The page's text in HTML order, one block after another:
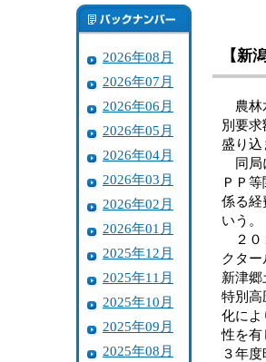
2026年08月
2026年07月
2026年06月
2026年05月
2026年04月
2026年03月
2026年02月
2026年01月
2025年12月
2025年11月
2025年10月
2025年09月
2025年08月
【新
農林
別要
盛り込
同局
ＰＰ
係る経
いう。
２０
クタ
新津
特別高
化によ
性を有
３年